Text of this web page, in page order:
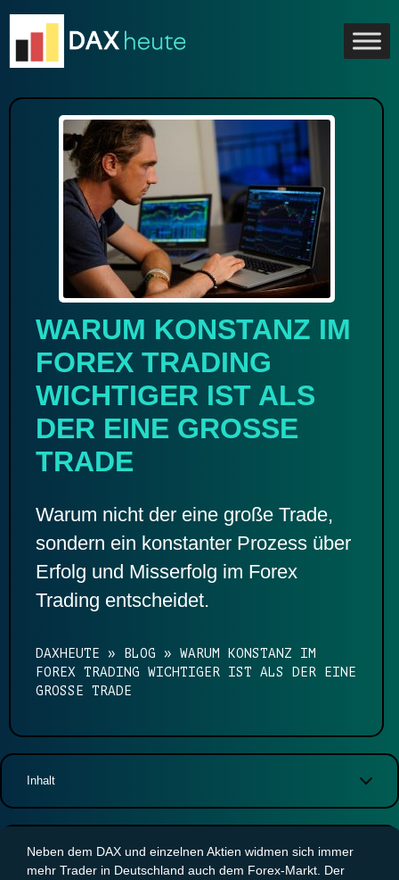
content
WARUM KONSTANZ IM
FOREX TRADING
WICHTIGER IST ALS
DER EINE GROSSE T
RADE
Warum nicht der eine große Trade,
sondern ein konstanter Prozess über
Erfolg und Misserfolg im Forex
Trading entscheidet.
DAXHEUTE » BLOG » WARUM KONSTANZ IM
FOREX TRADING WICHTIGER IST ALS DER EINE
GROSSE TRADE
Inhalt
Große Gewinne fühlen sich gut an, sind aber gefährlich
Warum eine hohe Winrate nichts bringt
Warum Konstanz mehr zählt als der eine perfekte Trade
Neben dem DAX und einzelnen Aktien widmen sich immer
mehr Trader in Deutschland auch dem Forex-Markt. Der